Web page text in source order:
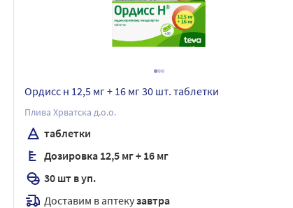
Ордисс н 12,5 мг + 16 мг 30 шт. таблетки
Плива Хрватска д.о.о.
таблетки
Дозировка 12,5 мг + 16 мг
30 шт в уп.
Доставим в аптекузавтра